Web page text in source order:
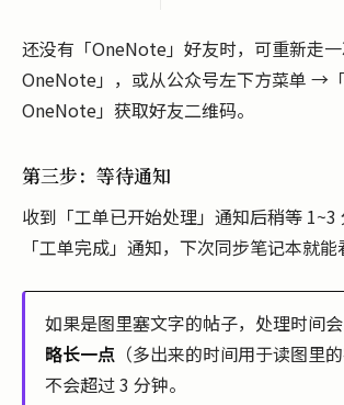
还没有「OneNote」好友时，可重新走
OneNote」，或从公众号左下方菜单 →
OneNote」获取好友二维码。
第三步：等待通知
收到「工单已开始处理」通知后稍等 1~3
「工单完成」通知，下次同步笔记本就能
如果是图里塞文字的帖子，处理时间
略长一点 （多出来的时间用于读图里
不会超过 3 分钟。